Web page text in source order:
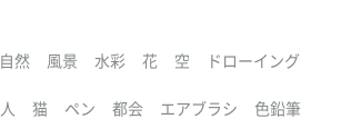
自然 風景 水彩 花 空 ドローイング
人 猫 ペン 都会 エアブラシ 色鉛筆